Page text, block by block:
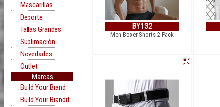
Mascarillas
Deporte
Tallas Grandes
Sublimación
Novedades
Outlet
Marcas
Build Your Brand
Build Your Brandit
BY132
Men Boxer Shorts 2-Pack